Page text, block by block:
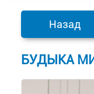
Назад
БУДЫКА